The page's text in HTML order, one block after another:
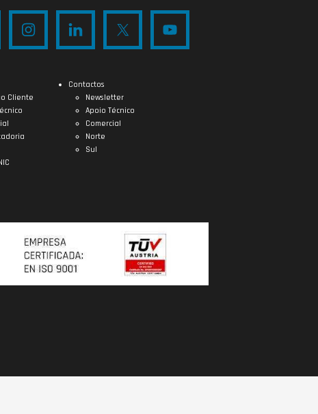
Cliente
Contactos
Newsletter
Apoio Técnico
Comercial
Norte
Sul